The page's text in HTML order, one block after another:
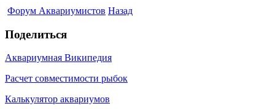
Форум Аквариумистов Назад
Поделиться
Аквариумная Википедия
Расчет совместимости рыбок
Калькулятор аквариумов